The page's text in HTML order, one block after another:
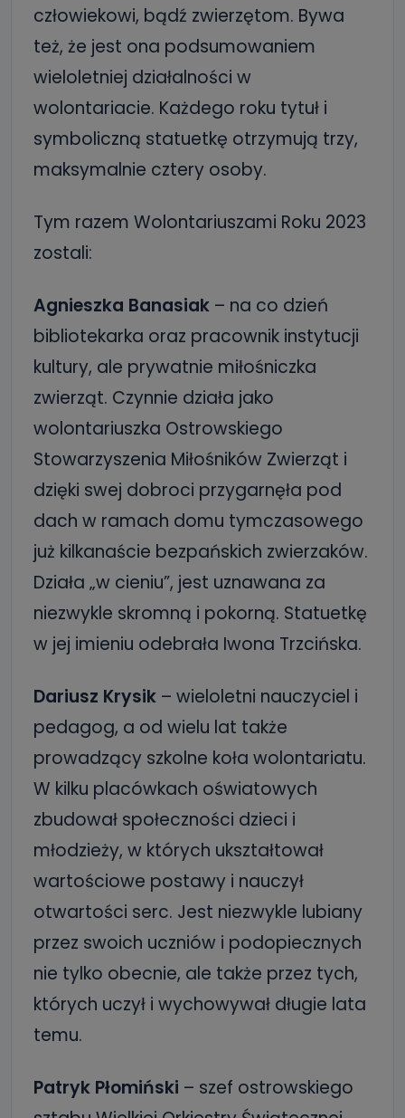
człowiekowi, bądź zwierzętom. Bywa
też, że jest ona podsumowaniem
wieloletniej działalności w
wolontariacie. Każdego roku tytuł i
symboliczną statuetkę otrzymują trzy,
maksymalnie cztery osoby.
Tym razem Wolontariuszami Roku 2023
zostali:
Agnieszka Banasiak – na co dzień
bibliotekarka oraz pracownik instytucji
kultury, ale prywatnie miłośniczka
zwierząt. Czynnie działa jako
wolontariuszka Ostrowskiego
Stowarzyszenia Miłośników Zwierząt i
dzięki swej dobroci przygarnęła pod
dach w ramach domu tymczasowego
już kilkanaście bezpańskich zwierzaków.
Działa „w cieniu”, jest uznawana za
niezwykle skromną i pokorną. Statuetkę
w jej imieniu odebrała Iwona Trzcińska.
Dariusz Krysik – wieloletni nauczyciel i
pedagog, a od wielu lat także
prowadzący szkolne koła wolontariatu.
W kilku placówkach oświatowych
zbudował społeczności dzieci i
młodzieży, w których ukształtował
wartościowe postawy i nauczył
otwartości serc. Jest niezwykle lubiany
przez swoich uczniów i podopiecznych
nie tylko obecnie, ale także przez tych,
których uczył i wychowywał długie lata
temu.
Patryk Płomiński – szef ostrowskiego